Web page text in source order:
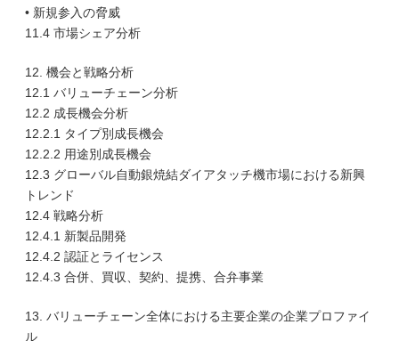
• 新規参入の脅威
11.4 市場シェア分析
12. 機会と戦略分析
12.1 バリューチェーン分析
12.2 成長機会分析
12.2.1 タイプ別成長機会
12.2.2 用途別成長機会
12.3 グローバル自動銀焼結ダイアタッチ機市場における新興
トレンド
12.4 戦略分析
12.4.1 新製品開発
12.4.2 認証とライセンス
12.4.3 合併、買収、契約、提携、合弁事業
13. バリューチェーン全体における主要企業の企業プロファイ
ル